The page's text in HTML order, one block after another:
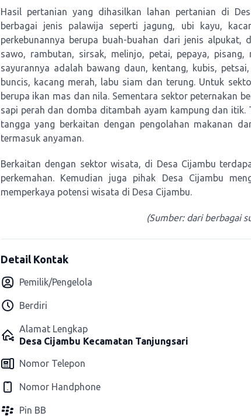
Hasil pertanian yang dihasilkan lahan pertanian di
berbagai jenis palawija seperti jagung, ubi kayu,
perkebunannya berupa buah-buahan dari jenis
sawo, rambutan, sirsak, melinjo, petai, pepaya,
sayurannya adalah bawang daun, kentang, kubis,
buncis, kacang merah, labu siam dan terung. Untuk
berupa ikan mas dan nila. Sementara sektor peternakan
sapi perah dan domba ditambah ayam kampung dan
tangga yang berkaitan dengan pengolahan makanan
termasuk anyaman.
Berkaitan dengan sektor wisata, di Desa Cijambu
perkemahan. Kemudian juga pihak Desa Cijambu
memperkaya potensi wisata di Desa Cijambu.
(Sumber: dari berbagai
Detail Kontak
Pemilik/Pengelola
Berdiri
Alamat Lengkap
Desa Cijambu Kecamatan Tanjungsari
Nomor Telepon
Nomor Handphone
Pin BB